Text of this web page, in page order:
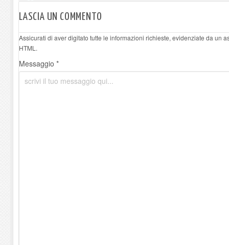
LASCIA UN COMMENTO
Assicurati di aver digitato tutte le informazioni richieste, evidenziate da un
HTML.
Messaggio *